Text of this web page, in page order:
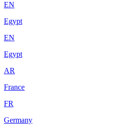
EN
Egypt
EN
Egypt
AR
France
FR
Germany